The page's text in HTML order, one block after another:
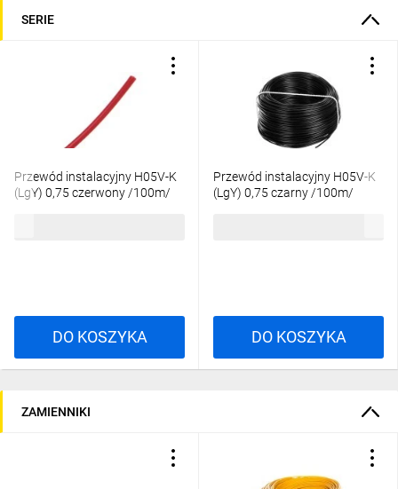
SERIE
Przewód instalacyjny H05V-K
(LgY) 0,75 czerwony /100m/
DO KOSZYKA
Przewód instalacyjny H05V-K
(LgY) 0,75 czarny /100m/
DO KOSZYKA
ZAMIENNIKI